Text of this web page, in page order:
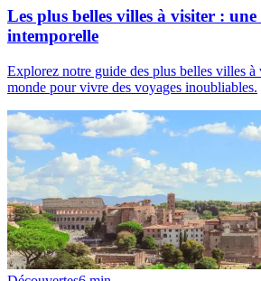
Les plus belles villes à visiter : une
intemporelle
Explorez notre guide des plus belles villes à
monde pour vivre des voyages inoubliables.